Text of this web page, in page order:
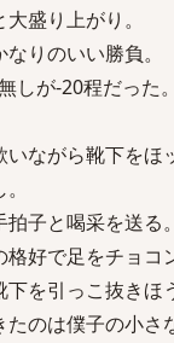
盛り上がり。
りのいい勝負。
しが-20程だった。
いながら靴下をほ
子と喝采を送る。
格好で足をチョコ
を引っこ抜きほ
たのは僕子の小さ